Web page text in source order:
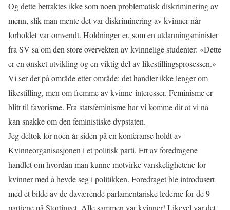
Og dette betraktes ikke som noen problematisk diskriminering av
menn, slik man mente det var diskriminering av kvinner når
forholdet var omvendt. Holdninger er, som en utdanningsminister
fra SV sa om den store overvekten av kvinnelige studenter: «Dette
er en ønsket utvikling og en viktig del av likestillingsprosessen.»
Vi ser det på område etter område: det handler ikke lenger om
likestilling, men om fremme av kvinne-interesser. Feminisme er
blitt til favorisme. Fra statsfeminisme har vi komme dit at vi nå
kan snakke om den feministiske dypstaten.
Jeg deltok for noen år siden på en konferanse holdt av
Kvinneorganisasjonen i et politisk parti. Ett av foredragene
handlet om hvordan man kunne motvirke vanskelighetene for
kvinner med å hevde seg i politikken. Foredraget ble introdusert
med et bilde av de daværende parlamentariske lederne for de 9
partiene på Stortinget. Alle sammen var kvinner! Likevel var det